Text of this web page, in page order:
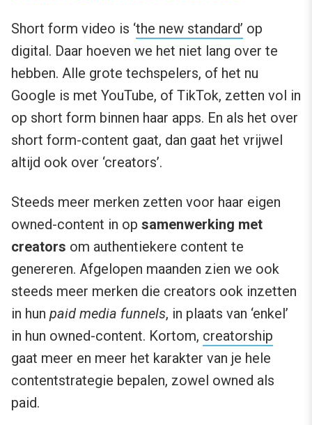
Short form video is ‘the new standard’ op
digital. Daar hoeven we het niet lang over te
hebben. Alle grote techspelers, of het nu
Google is met YouTube, of TikTok, zetten vol in
op short form binnen haar apps. En als het over
short form-content gaat, dan gaat het vrijwel
altijd ook over ‘creators’.
Steeds meer merken zetten voor haar eigen
owned-content in op samenwerking met
creators om authentiekere content te
genereren. Afgelopen maanden zien we ook
steeds meer merken die creators ook inzetten
in hun paid media funnels, in plaats van ‘enkel’
in hun owned-content. Kortom, creatorship
gaat meer en meer het karakter van je hele
contentstrategie bepalen, zowel owned als
paid.